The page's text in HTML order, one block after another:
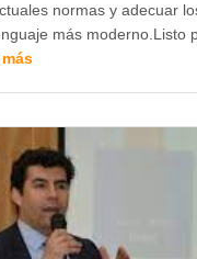
normas y adecuar
más moderno.Listo